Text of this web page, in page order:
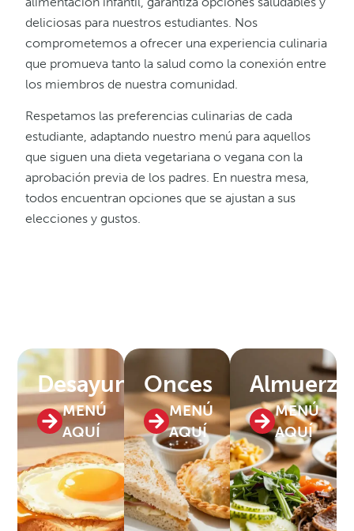
deliciosas para nuestros estudiantes. Nos
comprometemos a ofrecer una experiencia culinaria
que promueva tanto la salud como la conexión entre
los miembros de nuestra comunidad.
Respetamos las preferencias culinarias de cada
estudiante, adaptando nuestro menú para aquellos
que siguen una dieta vegetariana o vegana con la
aprobación previa de los padres. En nuestra mesa,
todos encuentran opciones que se ajustan a sus
elecciones y gustos.
Desayunos
MENÚ
AQUÍ
Onces
MENÚ
AQUÍ
MENÚ
AQUÍ